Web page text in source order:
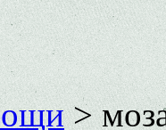
>